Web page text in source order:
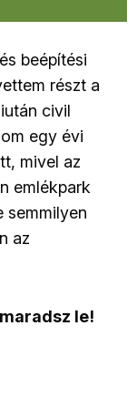
beépítési
részt a
civil
egy évi
mivel az
emlékpark
semmilyen
az
le!